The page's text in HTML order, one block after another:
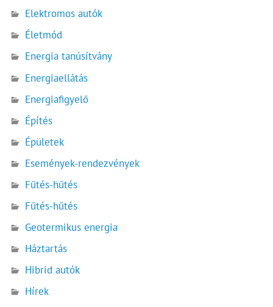
Elektromos autók
Életmód
Energia tanúsítvány
Energiaellátás
Energiafigyelő
Építés
Épületek
Események-rendezvények
Fűtés-hűtés
Fűtés-hűtés
Geotermikus energia
Háztartás
Hibrid autók
Hírek